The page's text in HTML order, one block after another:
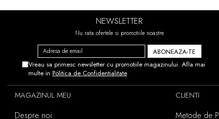
NEWSLETTER
Nu rata ofertele si promotiile noastre
Vreau sa primesc newsletter cu promotiile magazinului. Afla mai
multe in Politica de Confidentialitate
MAGAZINUL MEU
Despre noi
CLIENTI
Metode de